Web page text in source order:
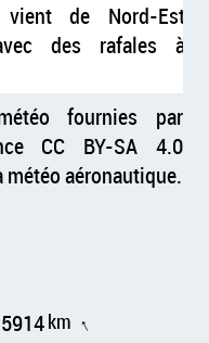
de Nord-Est
des rafales à
fournies par
CC BY-SA 4.0
météo aéronautique.
km ↑